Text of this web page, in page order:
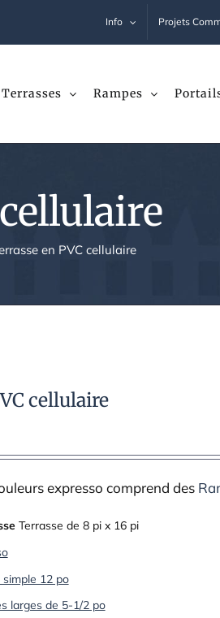
Info Projets
Terrasses Rampes
en PVC cellulaire
cellulaire
expresso comprend des
Terrasse de 8 pi x 16 pi
12 po
larges de 5-1/2 po